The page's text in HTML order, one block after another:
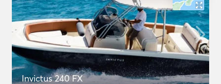
Invictus 240 FX